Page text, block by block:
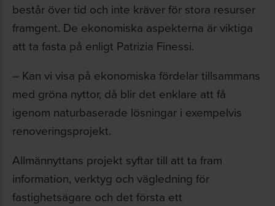
består över tid och inte kräver för stora resurser
framgent. De ekonomiska aspekterna är viktiga
att ta fasta på enligt Patrizia Finessi.
– Kan vi visa på ekonomiska fördelar tillsammans
med gröna nyttor, då blir det enklare att få
igenom naturbaserade lösningar i exempelvis
renoveringsprojekt.
Allmännyttans projekt syftar till att ta fram
information, verktyg och vägledning för
fastighetsägare och det första ett